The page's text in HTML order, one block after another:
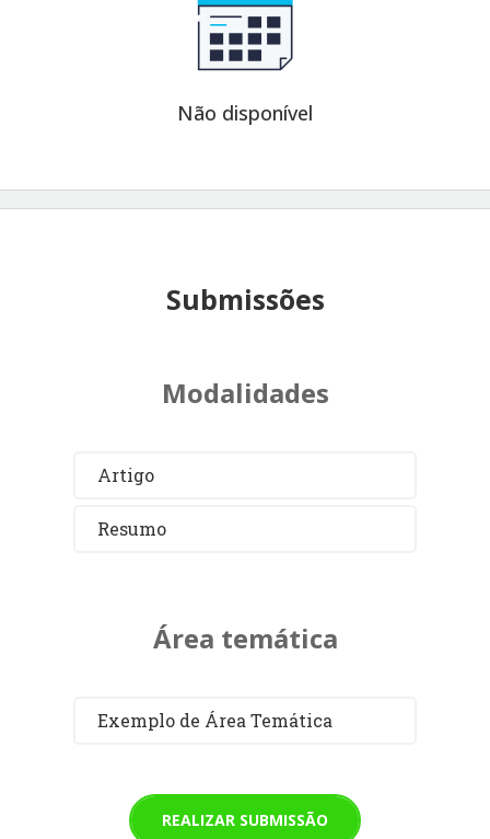
Não disponível
Submissões
Modalidades
Artigo
Resumo
Área temática
Exemplo de Área Temática
REALIZAR SUBMISSÃO